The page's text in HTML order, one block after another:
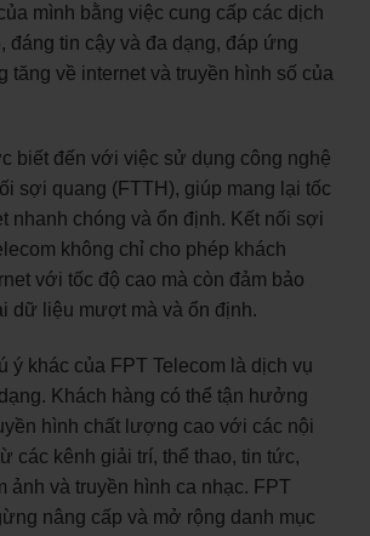
mình bằng việc cung cấp các dịch
đáng tin cậy và đa dạng, đáp ứng
tăng về internet và truyền hình số của
biết đến với việc sử dụng công nghệ
sợi quang (FTTH), giúp mang lại tốc
nhanh chóng và ổn định. Kết nối sợi
không chỉ cho phép khách
với tốc độ cao mà còn đảm bảo
dữ liệu mượt mà và ổn định.
ý khác của FPT Telecom là dịch vụ
Khách hàng có thể tận hưởng
hình chất lượng cao với các nội
các kênh giải trí, thể thao, tin tức,
ảnh và truyền hình ca nhạc. FPT
nâng cấp và mở rộng danh mục